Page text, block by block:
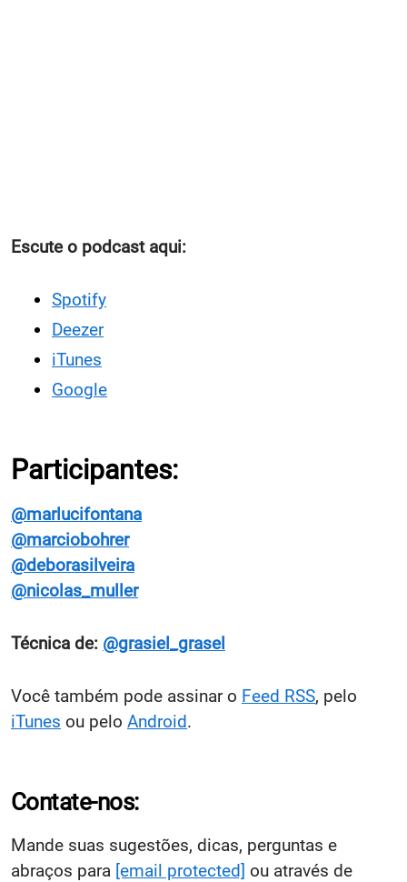
Escute o podcast aqui:
Spotify
Deezer
iTunes
Google
Participantes:
@marlucifontana
@marciobohrer
@deborasilveira
@nicolas_muller
Técnica de: @grasiel_grasel
Você também pode assinar o Feed RSS, pelo
iTunes ou pelo Android.
Contate-nos:
Mande suas sugestões, dicas, perguntas e
abraços para [email protected] ou através de